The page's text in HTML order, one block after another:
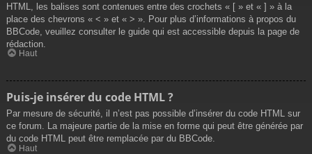
HTML, les balises sont contenues entre des crochets « [ » et « ] » à la
place des chevrons « < » et « > ». Pour plus d’informations à propos du
BBCode, veuillez consulter le guide qui est accessible depuis la page de
rédaction.
Haut
Puis-je insérer du code HTML ?
Par mesure de sécurité, il n’est pas possible d’insérer du code HTML sur
ce forum. La majeure partie de la mise en forme qui peut être générée par
du code HTML peut être remplacée par du BBCode.
Haut